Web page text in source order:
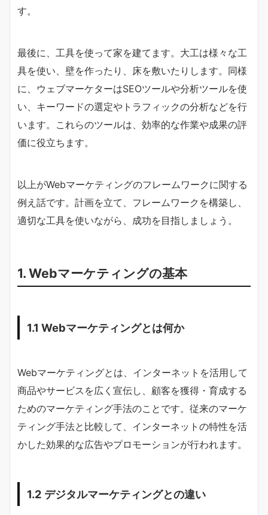
す。
最後に、工具を使って家を建てます。大工は様々な工
具を使い、壁を作ったり、床を敷いたりします。同様
に、ウェブマーケターはSEOツールや分析ツールを使
い、キーワードの選定やトラフィックの分析などを行
います。これらのツールは、効率的な作業や成果の評
価に役立ちます。
以上がWebマーケティングのフレームワークに関する
例え話です。計画を立て、フレームワークを構築し、
適切な工具を使いながら、成功を目指しましょう。
1. Webマーケティングの基本
1.1 Webマーケティングとは何か
Webマーケティングとは、インターネットを活用して
商品やサービスを広く宣伝し、顧客を獲得・育成する
ためのマーケティング手法のことです。従来のマーケ
ティング手法と比較して、インターネットの特性を活
かした効果的な広告やプロモーションが行われます。
1.2 デジタルマーケティングとの違い